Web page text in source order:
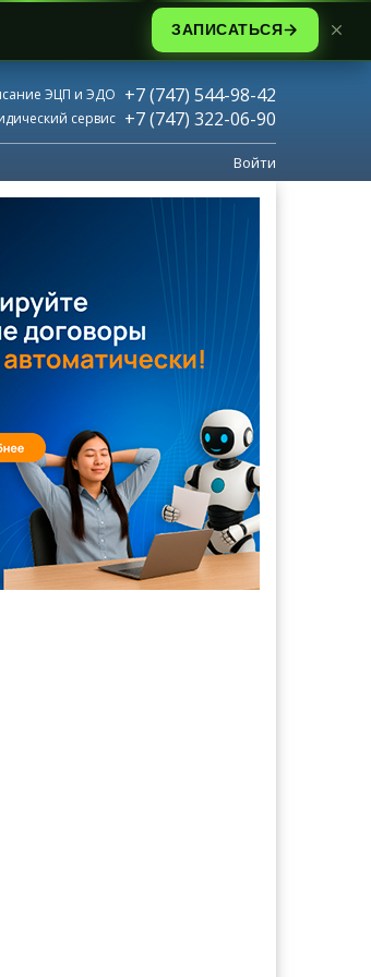
ЭЦП и ЭДО +7 (747) 544-98-42
сервис +7 (747) 322-06-90
Войти
ЗАПИСАТЬСЯ